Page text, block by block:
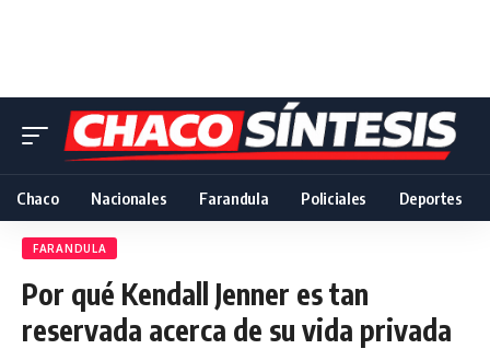
Chaco Nacionales Farandula Policiales Deportes
FARANDULA
Por qué Kendall Jenner es tan
reservada acerca de su vida privada